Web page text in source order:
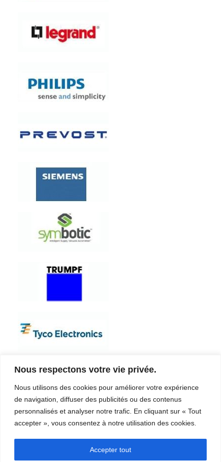
Nous respectons votre vie privée.
Nous utilisons des cookies pour améliorer votre expérience
de navigation, diffuser des publicités ou des contenus
personnalisés et analyser notre trafic. En cliquant sur « Tout
accepter », vous consentez à notre utilisation des cookies.
Accepter tout
Entreprise
Coordonnées
Video
Services
Qualité
Certifications